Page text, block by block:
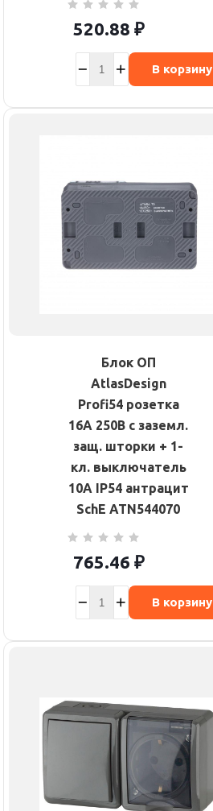
520.88 ₽
В корзину
Блок ОП
AtlasDesign
Profi54 розетка
16А 250В с заземл.
защ. шторки + 1-
кл. выключатель
10А IP54 антрацит
SchE ATN544070
765.46 ₽
В корзину